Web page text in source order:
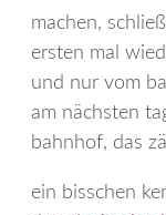
machen,
ersten mal
und nur vom
am nächsten
bahnhof, das
ein bisschen